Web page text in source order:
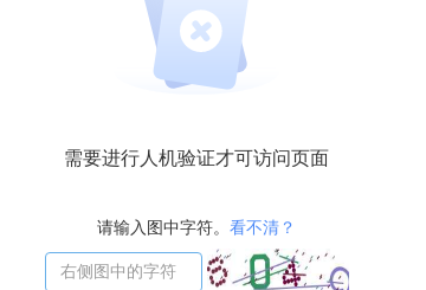
需要进行人机验证才可访问页面
请输入图中字符。 看不清？